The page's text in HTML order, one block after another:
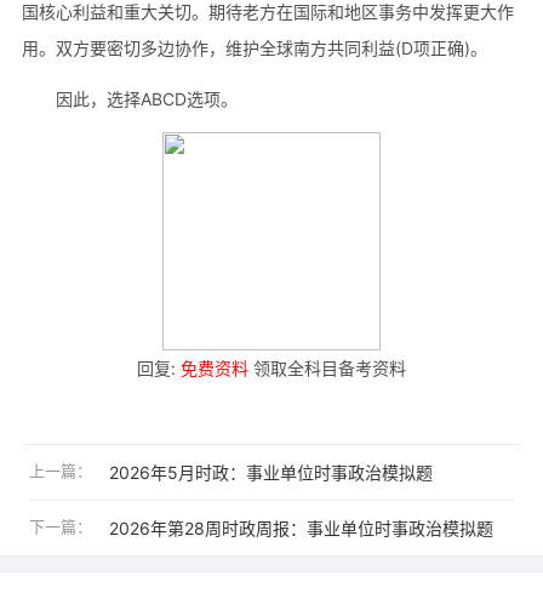
国核心利益和重大关切。期待老方在国际和地区事务中发挥更大作
用。双方要密切多边协作，维护全球南方共同利益(D项正确)。
因此，选择ABCD选项。
回复: 免费资料 领取全科目备考资料
上一篇： 2026年5月时政：事业单位时事政治模拟题
下一篇： 2026年第28周时政周报：事业单位时事政治模拟题